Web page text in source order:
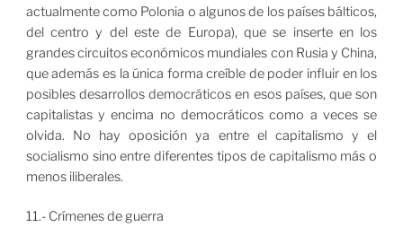
actualmente como Polonia o algunos de los países bálticos,
del centro y del este de Europa), que se inserte en los
grandes circuitos económicos mundiales con Rusia y China,
que además es la única forma creíble de poder influir en los
posibles desarrollos democráticos en esos países, que son
capitalistas y encima no democráticos como a veces se
olvida. No hay oposición ya entre el capitalismo y el
socialismo sino entre diferentes tipos de capitalismo más o
menos iliberales.
11.- Crímenes de guerra